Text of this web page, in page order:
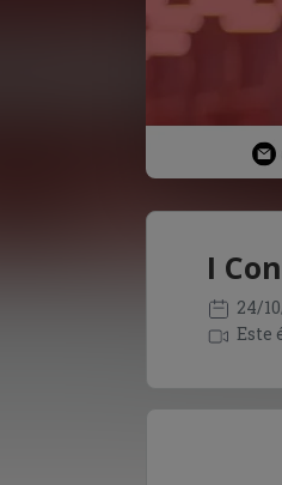
I
24/
Este